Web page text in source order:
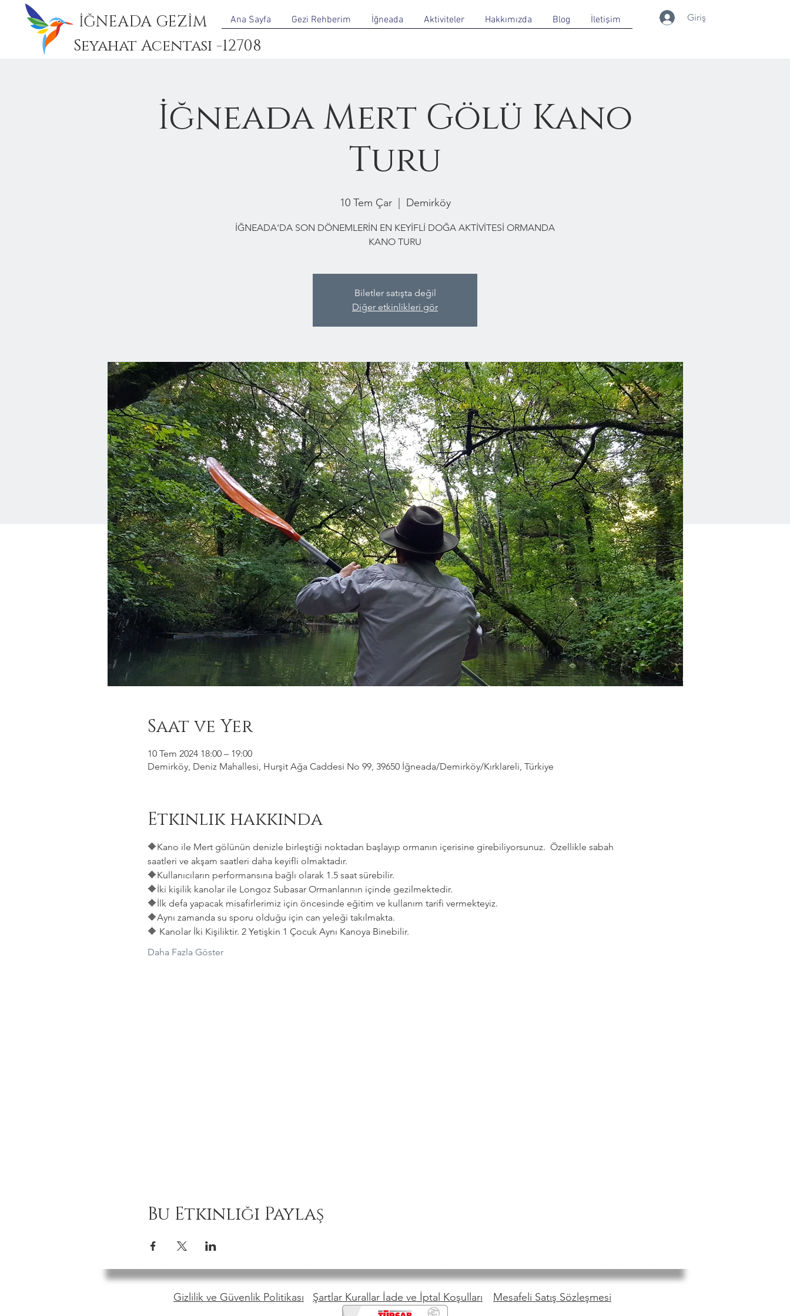
İĞNEADA GEZİM
Seyahat Acentası -12708
Ana Sayfa Gezi Rehberim İğneada Aktiviteler Hakkımızda Blog İletişim Giriş
İğneada Mert Gölü Kano
Turu
10 Tem Çar
  |
Demirköy
İĞNEADA'DA SON DÖNEMLERİN EN KEYİFLİ DOĞA AKTİVİTESİ ORMANDA
KANO TURU
Biletler satışta değil
Diğer etkinlikleri gör
Saat ve Yer
10 Tem 2024 18:00 – 19:00
Demirköy, Deniz Mahallesi, Hurşit Ağa Caddesi No 99, 39650 İğneada/Demirköy/Kırklareli, Türkiye
Etkinlik hakkında
🔶Kano ile Mert gölünün denizle birleştiği noktadan başlayıp ormanın içerisine girebiliyorsunuz.  Özellikle sabah
saatleri ve akşam saatleri daha keyifli olmaktadır.
🔶Kullanıcıların performansına bağlı olarak 1.5 saat sürebilir.
🔶İki kişilik kanolar ile Longoz Subasar Ormanlarının içinde gezilmektedir.
🔶İlk defa yapacak misafirlerimiz için öncesinde eğitim ve kullanım tarifi vermekteyiz.
🔶Aynı zamanda su sporu olduğu için can yeleği takılmakta.
🔶 Kanolar İki Kişiliktir. 2 Yetişkin 1 Çocuk Aynı Kanoya Binebilir.
Daha Fazla Göster
Bu Etkinliği Paylaş
Gizlilik ve Güvenlik Politikası Şartlar Kurallar İade ve İptal Koşulları Mesafeli Satış Sözleşmesi